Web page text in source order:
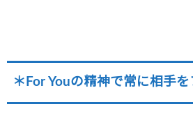
＊For Youの精神で常に相手